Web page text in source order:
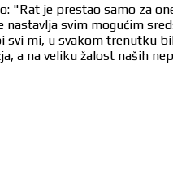
"Rat je prestao samo za
svim mogućim
mi, u svakom trenutku
a na veliku žalost naših